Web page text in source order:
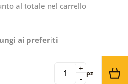
al totale nel carrello
ai preferiti
-
+ pz